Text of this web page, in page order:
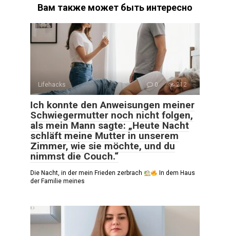
Вам также может быть интересно
Lifehacks 0 212
Ich konnte den Anweisungen meiner
Schwiegermutter noch nicht folgen,
als mein Mann sagte: „Heute Nacht
schläft meine Mutter in unserem
Zimmer, wie sie möchte, und du
nimmst die Couch.“
Die Nacht, in der mein Frieden zerbrach
In dem Haus
der Familie meines